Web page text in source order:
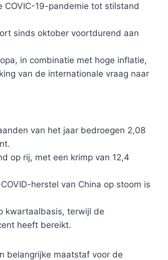
19-pandemie tot stilstand
sinds oktober voortdurend aan
in combinatie met hoge inflatie,
van de internationale vraag naar
van het jaar bedroegen 2,08
op rij, met een krimp van 12,4
herstel van China op stoom is
kwartaalbasis, terwijl de
heeft bereikt.
belangrijke maatstaf voor de